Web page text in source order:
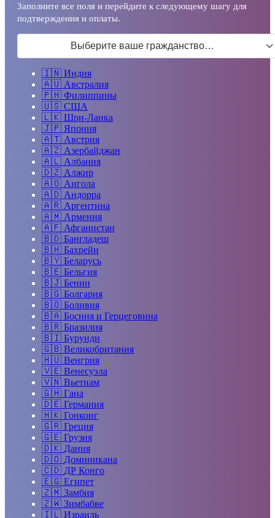
Заполните все поля и перейдите к следующему шагу для
подтверждения и оплаты.
Выберите ваше гражданство…
🇮🇳 Индия
🇦🇺 Австралия
🇵🇭 Филиппины
🇺🇸 США
🇱🇰 Шри-Ланка
🇯🇵 Япония
🇦🇹 Австрия
🇦🇿 Азербайджан
🇦🇱 Албания
🇩🇿 Алжир
🇦🇴 Ангола
🇦🇩 Андорра
🇦🇷 Аргентина
🇦🇲 Армения
🇦🇫 Афганистан
🇧🇩 Бангладеш
🇧🇭 Бахрейн
🇧🇾 Беларусь
🇧🇪 Бельгия
🇧🇯 Бенин
🇧🇬 Болгария
🇧🇴 Боливия
🇧🇦 Босния и Герцеговина
🇧🇷 Бразилия
🇧🇮 Бурунди
🇬🇧 Великобритания
🇭🇺 Венгрия
🇻🇪 Венесуэла
🇻🇳 Вьетнам
🇬🇭 Гана
🇩🇪 Германия
🇭🇰 Гонконг
🇬🇷 Греция
🇬🇪 Грузия
🇩🇰 Дания
🇩🇴 Доминикана
🇨🇩 ДР Конго
🇪🇬 Египет
🇿🇲 Замбия
🇿🇼 Зимбабве
🇮🇱 Израиль